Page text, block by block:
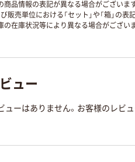
商品情報の表記が異なる場合がございま
販売単位における「セット」や「箱」の
の在庫状況等により異なる場合がござい
ュー
ューはありません。お客様のレビ